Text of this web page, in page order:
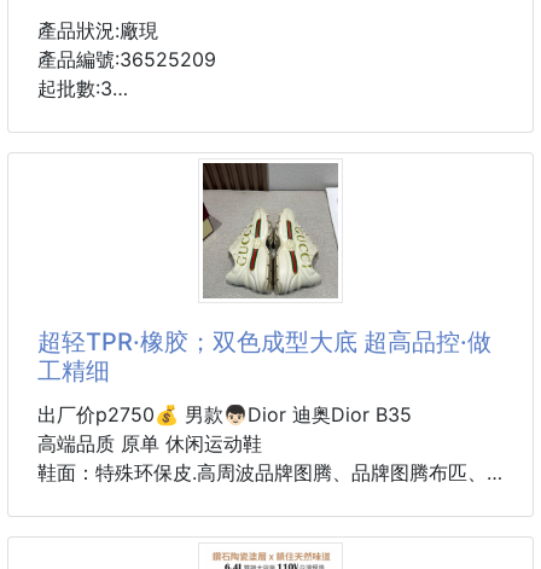
❌不含任何人工添加物
💯老師傅親手製作，沿用傳統工藝
口感滑順💞💞
✔️濃郁香氣：火候精準掌控，香而不燥
✔️細膩滑順：質地清澈，入口無雜質
黑麻油含有豐富的維生素E
對於調養身體、增強體力有很好的幫助
特別適合
產品狀況:廠現
產品編號:36525209
起批數:3
🇯🇵日本製made in Japan 天然安全健康💪🏻💪🏻💪🏻💪🏻🇯🇵
商品成分當中含有“雙尾菌”，是人體腸內的幾種細菌之
有促進葡萄糖的發酵及促進乳酸的生成的作用，並且能
但是隨著人年齡的增長其存在數量在人體中不斷的減
少。
雙尾菌成分的減少，使人體攝入的葡萄糖不能夠充分的
發酵，乳酸的生成也特別的慢，
長期下去就嚴重影響了體內脂肪的分解速度及消耗，導
並且起到將身體廢物排除的作用！
超轻TPR·橡胶；双色成型大底 超高品控·做
工精细
出厂价p2750💰 男款👦🏻Dior 迪奥Dior B35
高端品质 原单 休闲运动鞋
鞋面：特殊环保皮.高周波品牌图腾、品牌图腾布匹、
原版：超轻TPR·橡胶；双色成型大底